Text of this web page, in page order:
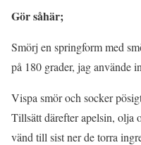
Gör såhär;
Smörj en springform med
på 180 grader, jag använde
Vispa smör och socker
Tillsätt därefter apelsin, olja
vänd till sist ner de torra